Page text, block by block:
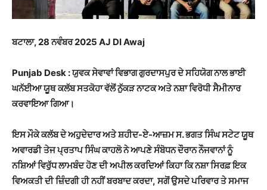
ਬਟਾਲਾ, 28ਨਵੰਬਰ 2025 AJ DI Awaj
Punjab Desk : ਯੁਵਕ ਸੇਵਾਵਾਂ ਵਿਭਾਗ ਗੁਰਦਾਸਪੁਰ ਦੇ ਸਹਿਯੋਗ ਨਾਲ ਭਾਈ
ਘਨੱਈਆ ਯੂਥਕਲੱਬ ਸਤਕੋਹਾ ਵੱਲੋਂ ਨੁੱਕੜ ਨਾਟਕ ਅਤੇ ਨਸ਼ਾ ਵਿਰੋਧੀ ਸੈਮੀਨਾਰ
ਕਰਵਾਇਆ ਗਿਆ।
ਇਸਮੌਕੇ ਕਲੱਬ ਦੇ ਅਹੁਦੇਦਾਰ ਅਤੇ ਸ਼ਹੀਦ-ਏ-ਆਜ਼ਮ ਸ. ਭਗਤ ਸਿੰਘ ਸਟੇਟ ਯੂਥ
ਅਵਾਰਡੀ ਤੇਜਪ੍ਰਤਾਪ ਸਿੰਘ ਕਾਹਲੋ ਨੇ ਆਪਣੇ ਸੰਬੋਧਨ ਦੌਰਾਨ ਨੌਜਵਾਨਾਂ ਨੂੰ
ਨਸ਼ਿਆਂ ਵਿਰੁੱਧ ਲਾਮਬੰਦਹੋਣ ਦੀ ਅਪੀਲ ਕਰਦਿਆਂ ਕਿਹਾ ਕਿ ਨਸ਼ਾ ਸਿਰਫ਼ ਇਕ
ਵਿਅਕਤੀ ਦੀ ਜ਼ਿੰਦਗੀ ਹੀ ਨਹੀਂਬਰਬਾਦ ਕਰਦਾ,ਸਗੋਂ ਉਸਦੇ ਪਰਿਵਾਰ ਤੇ ਸਮਾਜ